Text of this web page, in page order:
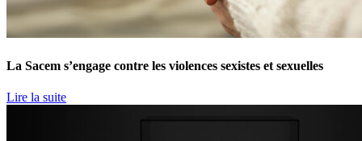
La Sacem s’engage contre les violences sexistes et sexuelles
Lire la suite